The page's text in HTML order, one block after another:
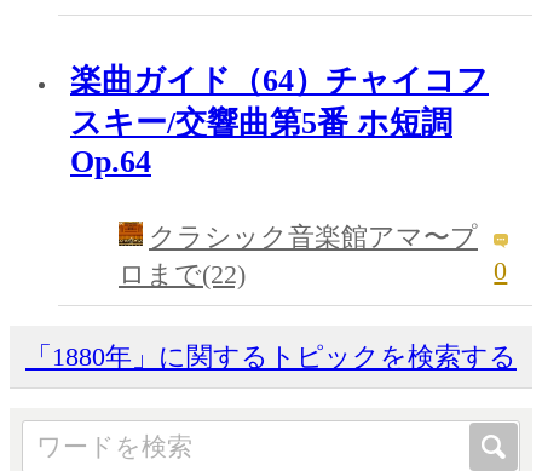
楽曲ガイド（64）チャイコフ
スキー/交響曲第5番 ホ短調
Op.64
クラシック音楽館アマ〜プ
ロまで(22)
0
「1880年」に関するトピックを検索する